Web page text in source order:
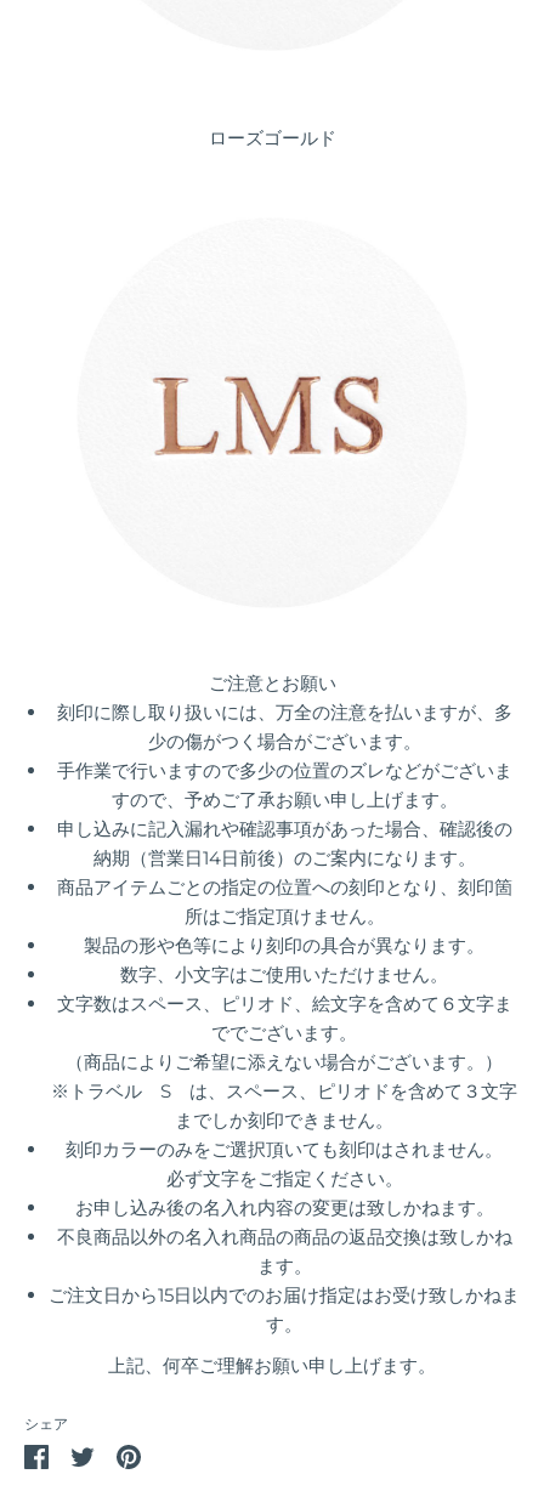
ローズゴールド
ご注意とお願い
刻印に際し取り扱いには、万全の注意を払いますが、多
少の傷がつく場合がございます。
手作業で行いますので多少の位置のズレなどがございま
すので、予めご了承お願い申し上げます。
申し込みに記入漏れや確認事項があった場合、確認後の
納期（営業日14日前後） のご案内になります。
商品アイテムごとの指定の位置への刻印となり、刻印箇
所はご指定頂けません。
製品の形や色等により刻印の具合が異なります。
数字、小文字はご使用いただけません。
文字数はスペース、ピリオド、絵文字を含めて６文字ま
ででございます。
（商品によりご希望に添えない場合がございます。）
※トラベル S は、スペース、ピリオドを含めて３文字
までしか刻印できません。
刻印カラーのみをご選択頂いても刻印はされません。
必ず文字をご指定ください。
お申し込み後の名入れ内容の変更は致しかねます。
不良商品以外の名入れ商品の商品の返品交換は致しかね
ます。
ご注文日から15日以内でのお届け指定はお受け致しかねま
す。
上記、何卒ご理解お願い申し上げます。
シェア
Facebook
TwitterPin